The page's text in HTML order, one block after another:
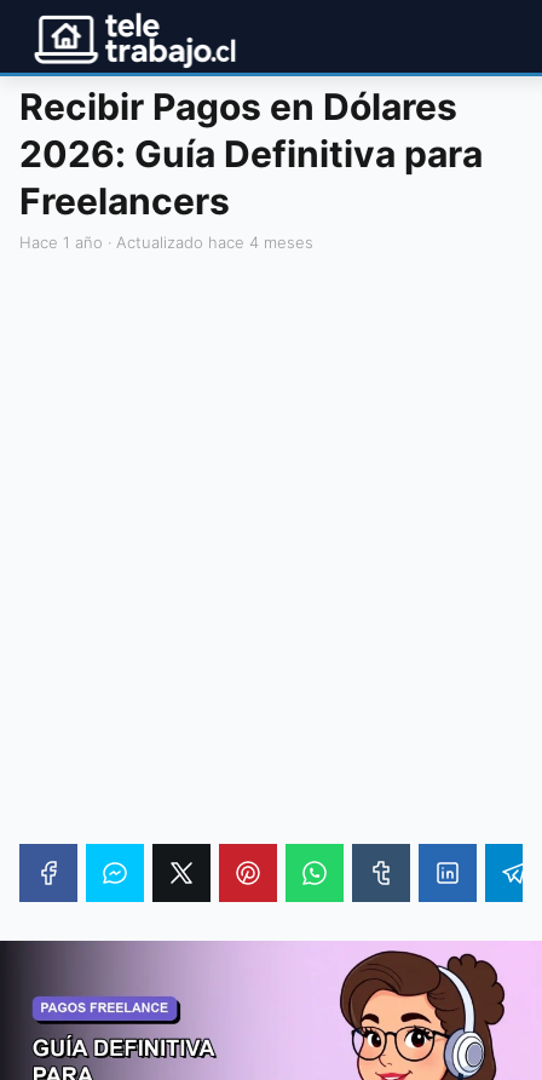
Recibir Pagos en Dólares
2026: Guía Definitiva para
Freelancers
hace 1 año · Actualizado hace 4 meses